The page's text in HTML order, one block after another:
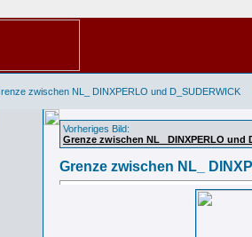
zwischen NL_ DINXPERLO und D_SUDERWICK
Vorheriges Bild:
Grenze zwischen NL_ DINXPERLO und
Grenze zwischen NL_